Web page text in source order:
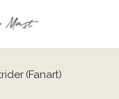
(Fanart)